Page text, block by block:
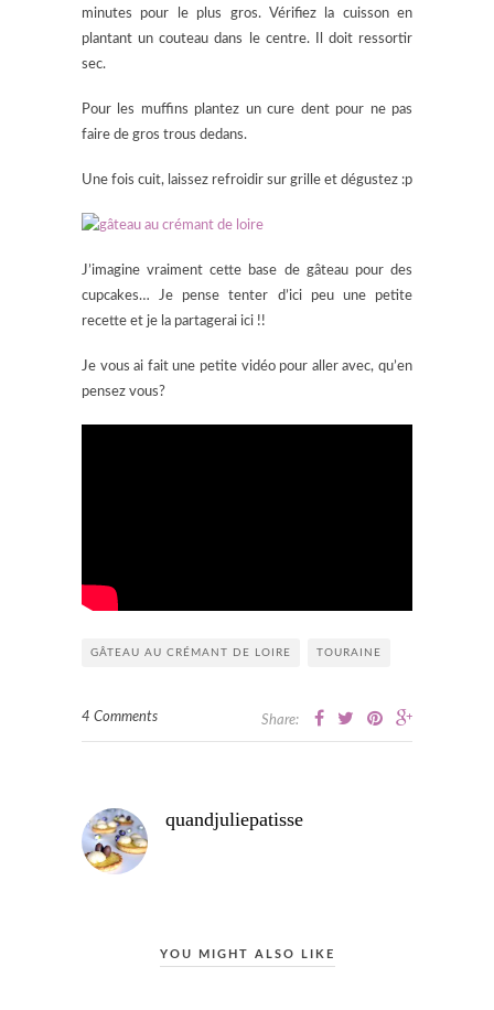
minutes pour le plus gros. Vérifiez la cuisson en
plantant un couteau dans le centre. Il doit ressortir
sec.
Pour les muffins plantez un cure dent pour ne pas
faire de gros trous dedans.
Une fois cuit, laissez refroidir sur grille et dégustez :p
J’imagine vraiment cette base de gâteau pour des
cupcakes… Je pense tenter d’ici peu une petite
recette et je la partagerai ici !!
Je vous ai fait une petite vidéo pour aller avec, qu’en
pensez vous?
GÂTEAU AU CRÉMANT DE LOIRE TOURAINE
4 Comments Share:
quandjuliepatisse
YOU MIGHT ALSO LIKE